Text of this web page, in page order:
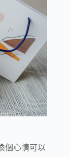
個心情可以